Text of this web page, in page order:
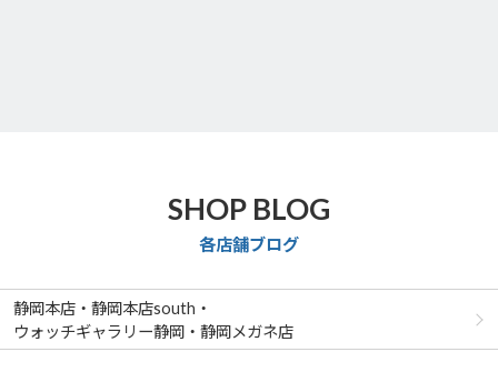
SHOP BLOG
各店舗ブログ
静岡本店・静岡本店south・
ウォッチギャラリー静岡・静岡メガネ店